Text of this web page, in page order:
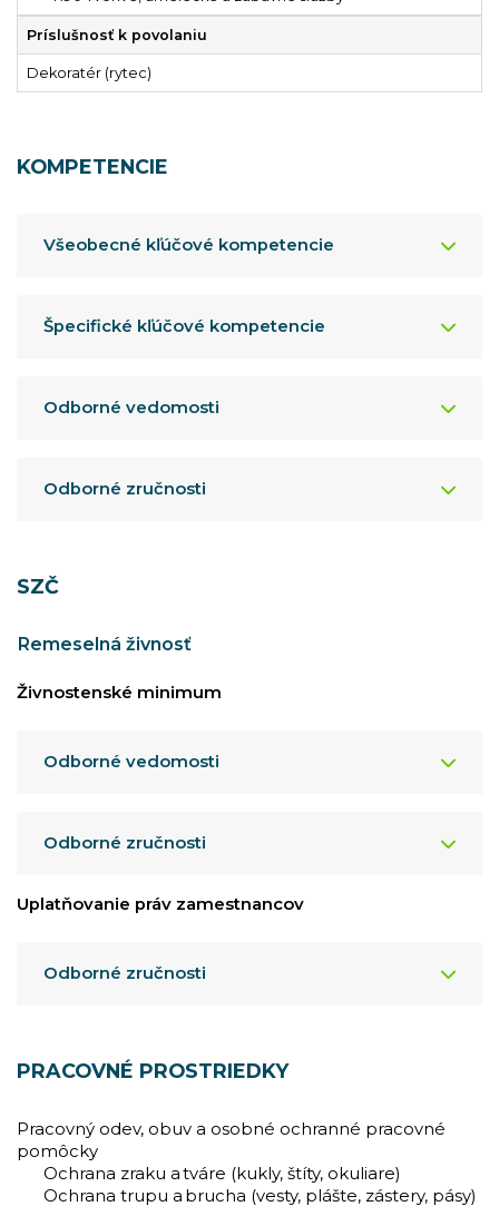
Príslušnosť k povolaniu
Dekoratér (rytec)
KOMPETENCIE
Všeobecné kľúčové kompetencie
Špecifické kľúčové kompetencie
Odborné vedomosti
Odborné zručnosti
SZČ
Remeselná živnosť
Živnostenské minimum
Odborné vedomosti
Odborné zručnosti
Uplatňovanie práv zamestnancov
Odborné zručnosti
PRACOVNÉ PROSTRIEDKY
Pracovný odev, obuv a osobné ochranné pracovné
pomôcky
Ochrana zraku a tváre (kukly, štíty, okuliare)
Ochrana trupu a brucha (vesty, plášte, zástery, pásy)